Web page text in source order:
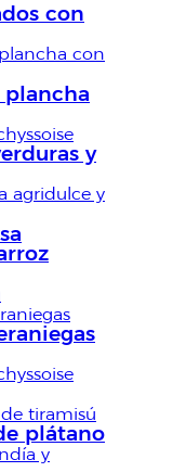
con
plancha
y
plátano